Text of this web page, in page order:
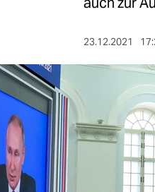
23.12.2021